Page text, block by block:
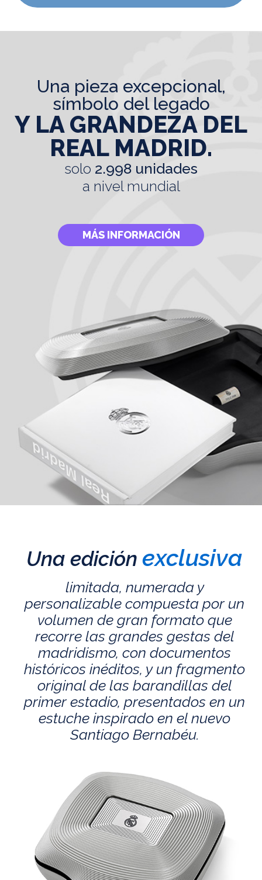
una pieza excepcional,
símbolo del legado
Y LA GRANDEZA DEL
REAL MADRID.
solo 2.998 unidades
a nivel mundial
MÁS INFORMACIÓN
Una edición exclusiva
limitada, numerada y
personalizable compuesta por un
volumen de gran formato que
recorre las grandes gestas del
madridismo, con documentos
históricos inéditos, y un fragmento
original de las barandillas del
primer estadio, presentados en un
estuche inspirado en el nuevo
Santiago Bernabéu.